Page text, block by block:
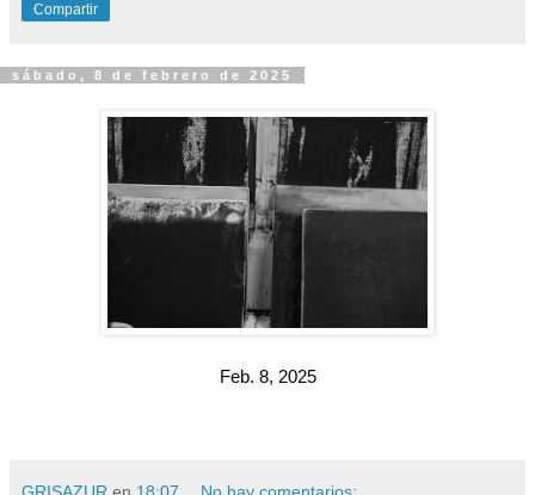
Compartir
sábado, 8 de febrero de 2025
Feb. 8, 2025